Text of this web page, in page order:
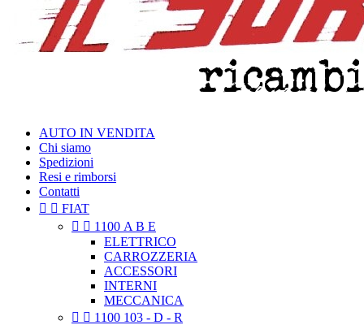
AUTO IN VENDITA
Chi siamo
Spedizioni
Resi e rimborsi
Contatti
  FIAT
  1100 A B E
ELETTRICO
CARROZZERIA
ACCESSORI
INTERNI
MECCANICA
  1100 103 - D - R